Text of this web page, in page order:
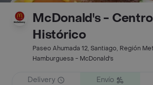
McDonald's - Centro
Histórico
Paseo Ahumada 12, Santiago, Región
Hamburguesa - McDonald's
Delivery
Envío